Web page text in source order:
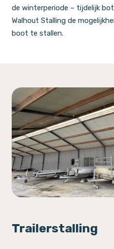
de winterperiode – tijdelijk
Walhout Stalling de
boot te stallen.
Trailerstalling